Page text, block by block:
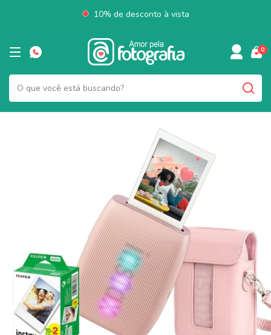
10% de desconto à vista
0